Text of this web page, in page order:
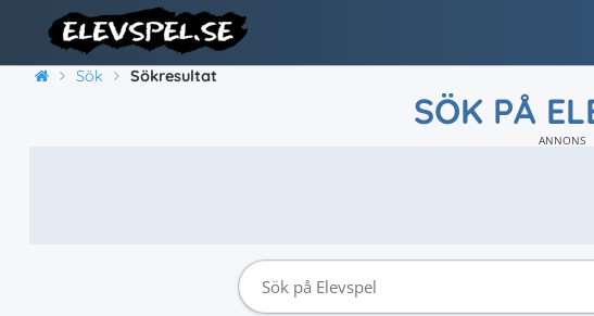
Sök Sökresultat
SÖK PÅ
ANNONS